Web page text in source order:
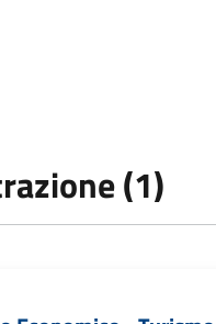
(1)